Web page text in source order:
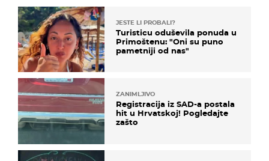
JESTE LI PROBALI?
Turisticu oduševila ponuda u
Primoštenu: "Oni su puno
pametniji od nas"
ZANIMLJIVO
Registracija iz SAD-a postala
hit u Hrvatskoj! Pogledajte
zašto